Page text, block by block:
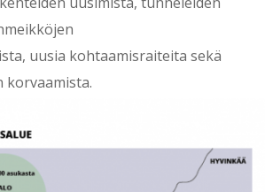
uusia kohtaamisraiteita sekä
korvaamista.